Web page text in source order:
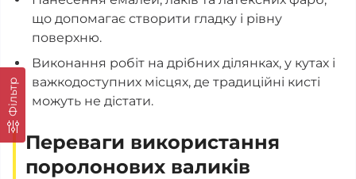
Фільтр
що допомагає створити гладку і рівну
поверхню.
Виконання робіт на дрібних ділянках, у кутах і
важкодоступних місцях, де традиційні кисті
можуть не дістати.
Переваги використання
поролонових валиків